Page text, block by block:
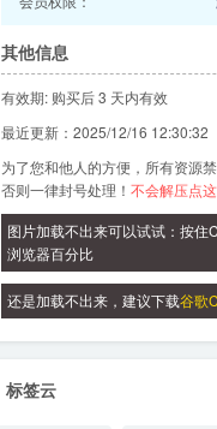
其他信息
有效期: 购买后 3 天内有效
最近更新：2025/12/16 12:30:32
为了您和他人的方便，所有资源
否则一律封号处理！ 不会解压点这
图片加载不出来可以试试：按住
浏览器百分比
还是加载不出来，建议下载谷歌
标签云